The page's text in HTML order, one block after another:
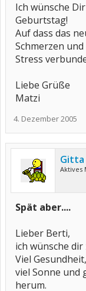
Ich wünsche
Geburtstag!
Auf dass das
Schmerzen und
Stress
Liebe Grüße
Matzi
4. Dezember 2005
Gitta
Aktives
Spät aber....
Lieber Berti,
ich wünsche
Viel
viel Sonne und
herum.